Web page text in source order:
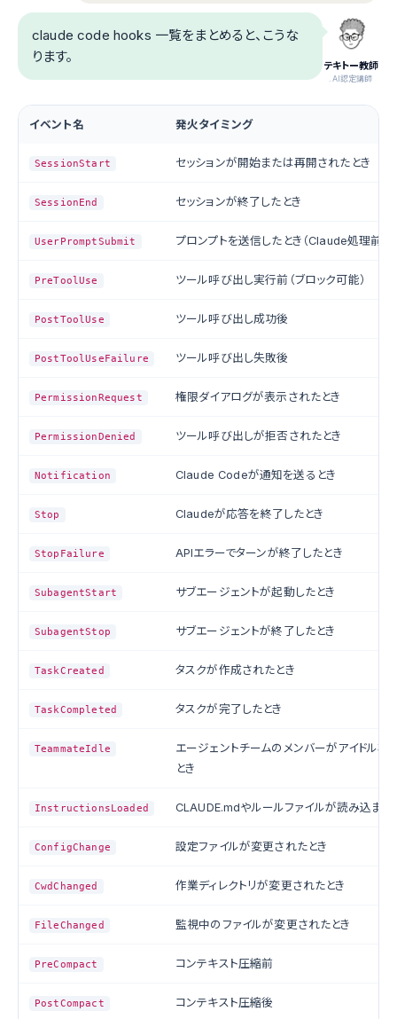
テキトー教師
.AI認定講師
claude code hooks 一覧をまとめると、こうな
ります。
イベント名 発火タイミング
SessionStart セッションが開始または再開されたとき
SessionEnd セッションが終了したとき
UserPromptSubmit プロンプトを送信したとき（Claude処理前）
PreToolUse ツール呼び出し実行前（ブロック可能）
PostToolUse ツール呼び出し成功後
PostToolUseFailure ツール呼び出し失敗後
PermissionRequest 権限ダイアログが表示されたとき
PermissionDenied ツール呼び出しが拒否されたとき
Notification Claude Codeが通知を送るとき
Stop Claudeが応答を終了したとき
StopFailure APIエラーでターンが終了したとき
SubagentStart サブエージェントが起動したとき
SubagentStop サブエージェントが終了したとき
TaskCreated タスクが作成されたとき
TaskCompleted タスクが完了したとき
TeammateIdle
エージェントチームのメンバーがアイドル状
とき
InstructionsLoaded CLAUDE.mdやルールファイルが読み込まれ
ConfigChange 設定ファイルが変更されたとき
CwdChanged 作業ディレクトリが変更されたとき
FileChanged 監視中のファイルが変更されたとき
PreCompact コンテキスト圧縮前
PostCompact コンテキスト圧縮後